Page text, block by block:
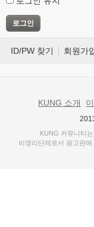
ID/PW 찾기 회원가
KUNG 소개
KUNG 커뮤니티
비영리단체로서 광고판